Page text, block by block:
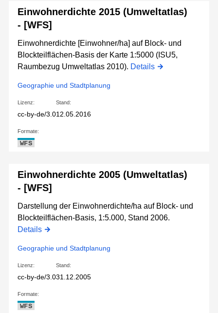
Einwohnerdichte 2015 (Umweltatlas)
- [WFS]
Einwohnerdichte [Einwohner/ha] auf Block- und
Blockteilflächen-Basis der Karte 1:5000 (ISU5,
Raumbezug Umweltatlas 2010). Details
Geographie und Stadtplanung
Lizenz:
cc-by-de/3.0
Stand:
12.05.2016
Formate:
WFS
Einwohnerdichte 2005 (Umweltatlas)
- [WFS]
Darstellung der Einwohnerdichte/ha auf Block- und
Blockteilflächen-Basis, 1:5.000, Stand 2006.
Details
Geographie und Stadtplanung
Lizenz:
cc-by-de/3.0
Stand:
31.12.2005
Formate:
WFS